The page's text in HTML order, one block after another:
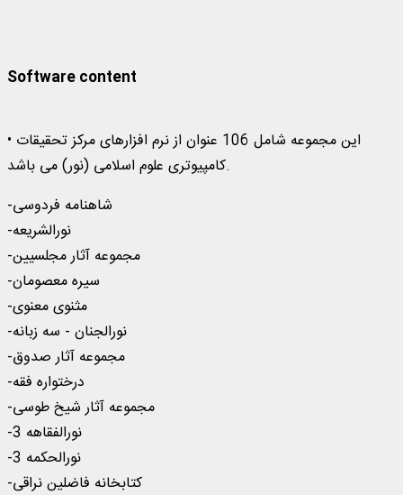
Software content
• این مجموعه شامل 106 عنوان از نرم افزارهای مرکز تحقیقات
کامپیوتری علوم اسلامی (نور) می باشد.